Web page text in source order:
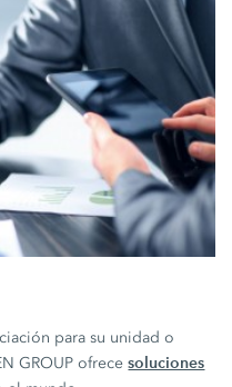
para su unidad o
GROUP ofrecesoluciones